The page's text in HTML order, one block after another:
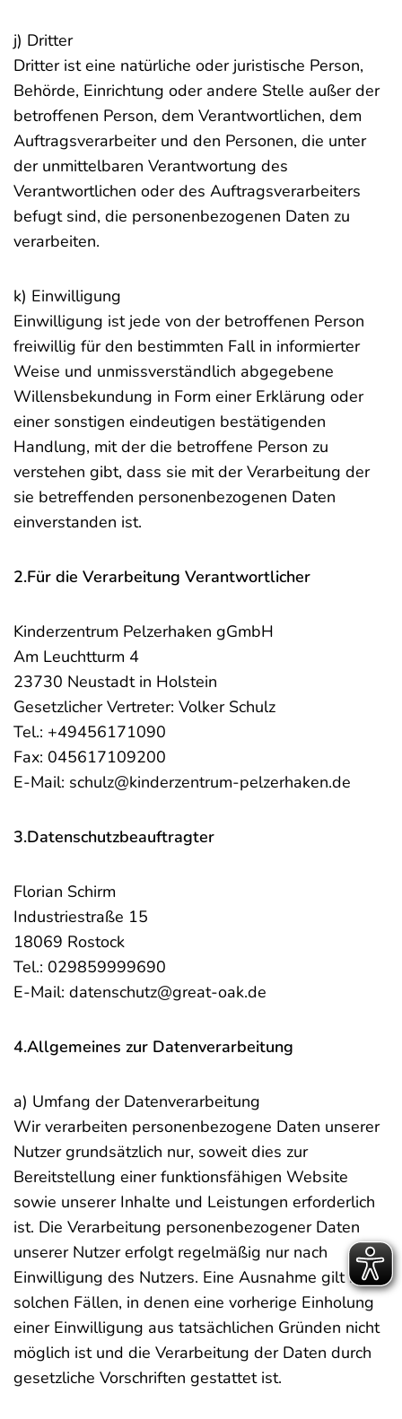
j) Dritter
Dritter ist eine natürliche oder juristische Person,
Behörde, Einrichtung oder andere Stelle außer der
betroffenen Person, dem Verantwortlichen, dem
Auftragsverarbeiter und den Personen, die unter
der unmittelbaren Verantwortung des
Verantwortlichen oder des Auftragsverarbeiters
befugt sind, die personenbezogenen Daten zu
verarbeiten.
k) Einwilligung
Einwilligung ist jede von der betroffenen Person
freiwillig für den bestimmten Fall in informierter
Weise und unmissverständlich abgegebene
Willensbekundung in Form einer Erklärung oder
einer sonstigen eindeutigen bestätigenden
Handlung, mit der die betroffene Person zu
verstehen gibt, dass sie mit der Verarbeitung der
sie betreffenden personenbezogenen Daten
einverstanden ist.
2.Für die Verarbeitung Verantwortlicher
Kinderzentrum Pelzerhaken gGmbH
Am Leuchtturm 4
23730 Neustadt in Holstein
Gesetzlicher Vertreter: Volker Schulz
Tel.: +49456171090
Fax: 045617109200
E-Mail: schulz@kinderzentrum-pelzerhaken.de
3.Datenschutzbeauftragter
Florian Schirm
Industriestraße 15
18069 Rostock
Tel.: 029859999690
E-Mail: datenschutz@great-oak.de
4.Allgemeines zur Datenverarbeitung
a) Umfang der Datenverarbeitung
Wir verarbeiten personenbezogene Daten unserer
Nutzer grundsätzlich nur, soweit dies zur
Bereitstellung einer funktionsfähigen Website
sowie unserer Inhalte und Leistungen erforderlich
ist. Die Verarbeitung personenbezogener Daten
unserer Nutzer erfolgt regelmäßig nur nach
Einwilligung des Nutzers. Eine Ausnahme gilt in
solchen Fällen, in denen eine vorherige Einholung
einer Einwilligung aus tatsächlichen Gründen nicht
möglich ist und die Verarbeitung der Daten durch
gesetzliche Vorschriften gestattet ist.